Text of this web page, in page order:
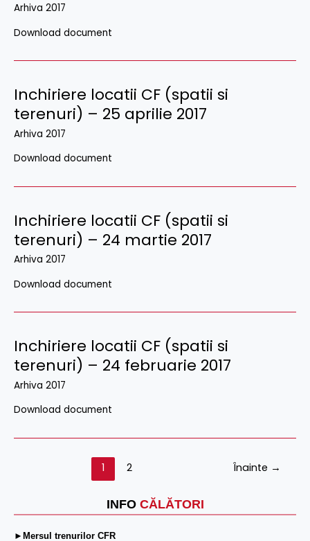
INFO CĂLĂTORI
►Mersul trenurilor CFR
Arhiva 2017
Download document
Inchiriere locatii CF (spatii si
terenuri) – 25 aprilie 2017
Arhiva 2017
Download document
Inchiriere locatii CF (spatii si
terenuri) – 24 martie 2017
Arhiva 2017
Download document
Inchiriere locatii CF (spatii si
terenuri) – 24 februarie 2017
Arhiva 2017
Download document
1 2 Înainte →